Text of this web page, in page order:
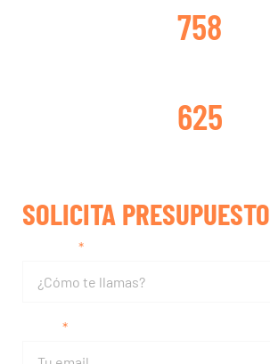
SOLICITA PRESUPUESTO
758
625